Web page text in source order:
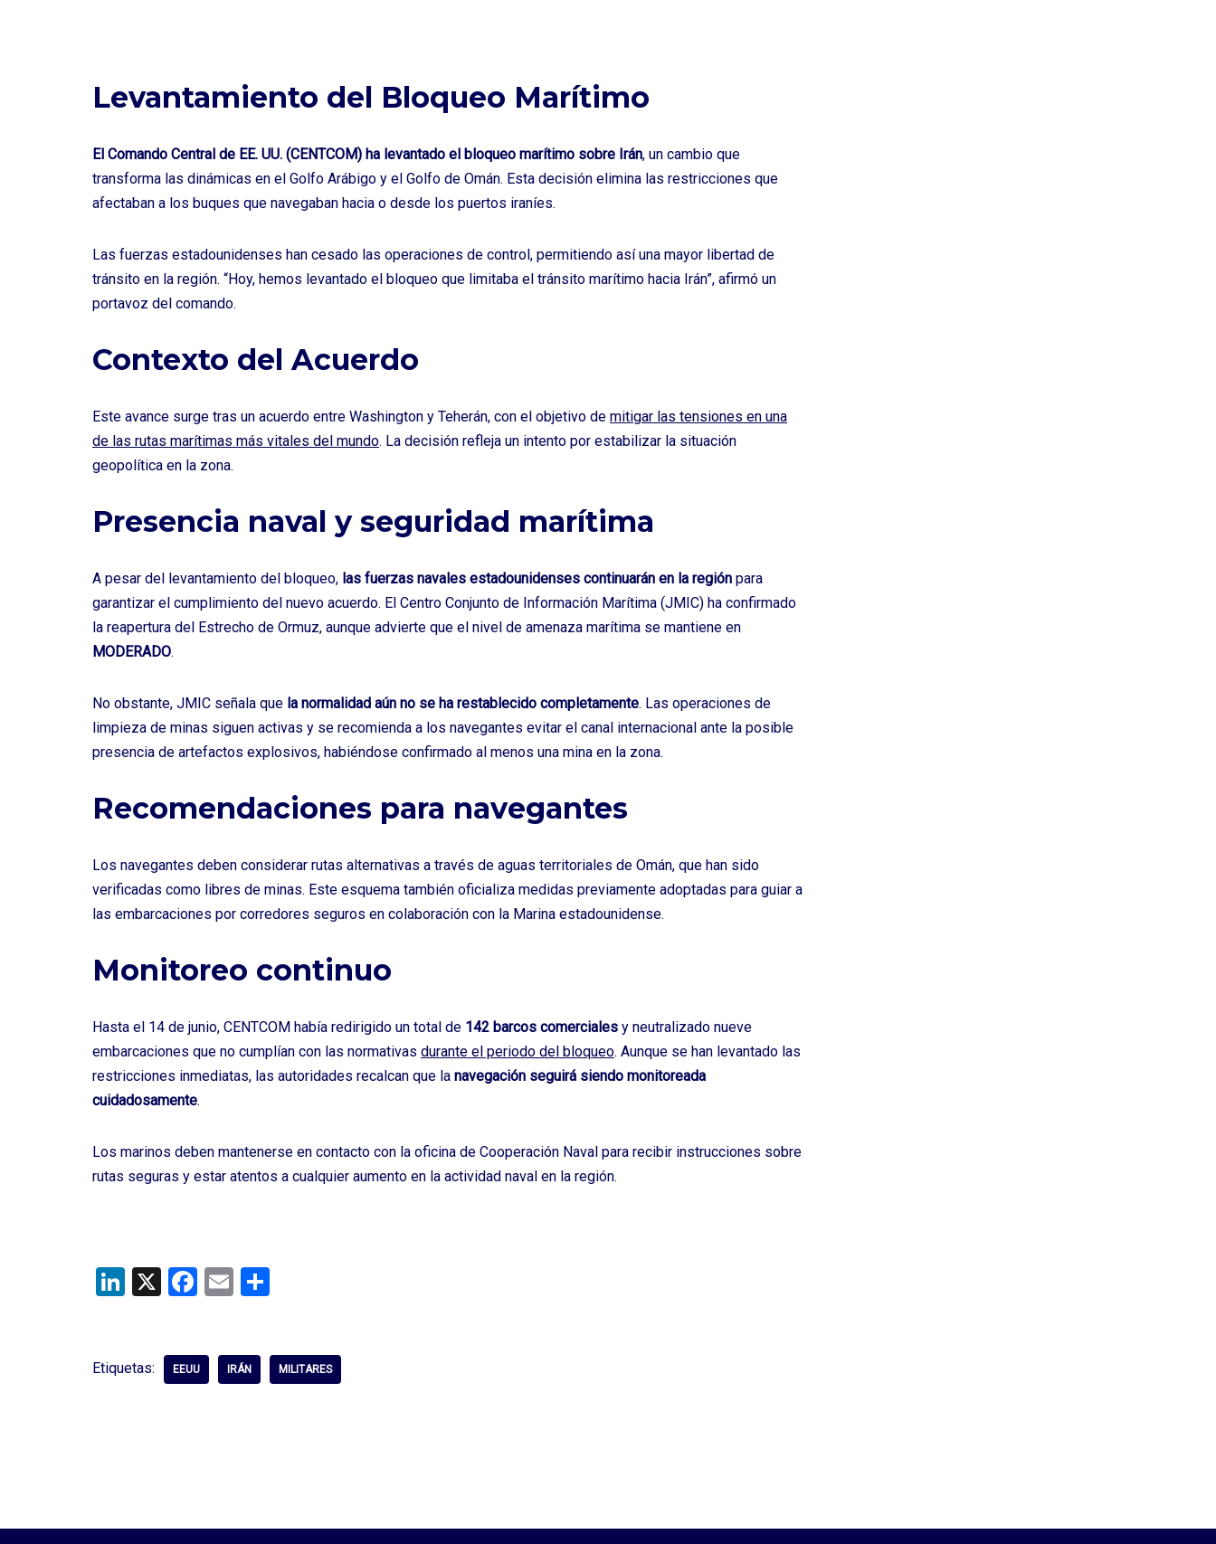
Levantamiento del Bloqueo Marítimo
El Comando Central de EE. UU. (CENTCOM) ha levantado el bloqueo marítimo sobre Irán, un cambio que
transforma las dinámicas en el Golfo Arábigo y el Golfo de Omán. Esta decisión elimina las restricciones que
afectaban a los buques que navegaban hacia o desde los puertos iraníes.
Las fuerzas estadounidenses han cesado las operaciones de control, permitiendo así una mayor libertad de
tránsito en la región. “Hoy, hemos levantado el bloqueo que limitaba el tránsito marítimo hacia Irán”, afirmó un
portavoz del comando.
Contexto del Acuerdo
Este avance surge tras un acuerdo entre Washington y Teherán, con el objetivo de mitigar las tensiones en una
de las rutas marítimas más vitales del mundo. La decisión refleja un intento por estabilizar la situación
geopolítica en la zona.
Presencia naval y seguridad marítima
A pesar del levantamiento del bloqueo, las fuerzas navales estadounidenses continuarán en la región para
garantizar el cumplimiento del nuevo acuerdo. El Centro Conjunto de Información Marítima (JMIC) ha confirmado
la reapertura del Estrecho de Ormuz, aunque advierte que el nivel de amenaza marítima se mantiene en
MODERADO.
No obstante, JMIC señala que la normalidad aún no se ha restablecido completamente. Las operaciones de
limpieza de minas siguen activas y se recomienda a los navegantes evitar el canal internacional ante la posible
presencia de artefactos explosivos, habiéndose confirmado al menos una mina en la zona.
Recomendaciones para navegantes
Los navegantes deben considerar rutas alternativas a través de aguas territoriales de Omán, que han sido
verificadas como libres de minas. Este esquema también oficializa medidas previamente adoptadas para guiar a
las embarcaciones por corredores seguros en colaboración con la Marina estadounidense.
Monitoreo continuo
Hasta el 14 de junio, CENTCOM había redirigido un total de 142 barcos comerciales y neutralizado nueve
embarcaciones que no cumplían con las normativas durante el periodo del bloqueo. Aunque se han levantado las
restricciones inmediatas, las autoridades recalcan que la navegación seguirá siendo monitoreada
cuidadosamente.
Los marinos deben mantenerse en contacto con la oficina de Cooperación Naval para recibir instrucciones sobre
rutas seguras y estar atentos a cualquier aumento en la actividad naval en la región.
Li
dI
X
F
b
E
p
Etiquetas: EEUU IRÁN MILITARES